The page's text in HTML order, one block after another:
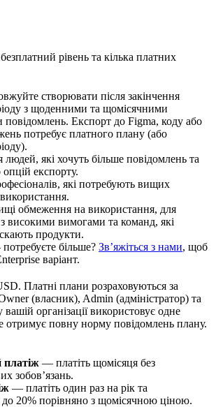
рівень та кілька платних
створювати після закінчення
з щоденними та щомісячними
Експорт до Figma, коду або
потребує платного плану (або
які хочуть більше повідомлень та
експорту.
які потребують вищих
обмеження на використання, для
з високими вимогами та команд, які
продукти.
більше? Зв’яжіться з нами, щоб
варіант.
Платні плани розраховуються за
(власник), Admin (адміністратор) та
організації використовує одне
отримує повну норму повідомлень плану.
— платіть щомісяця без
зобов’язань.
— платіть один раз на рік та
20% порівняно з щомісячною ціною.